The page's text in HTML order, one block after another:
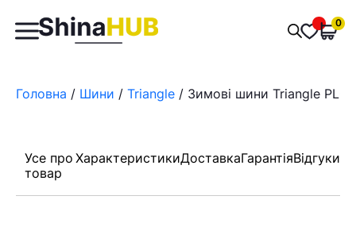
Пошук
товарів
0
Головна / Шини / Triangle / Зимові шини Triangle PL01
Усе про
товар
ХарактеристикиДоставкаГарантіяВідгуки